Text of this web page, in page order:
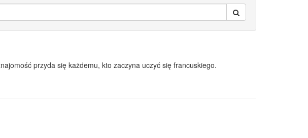
przyda się każdemu, kto zaczyna uczyć się francuskiego.